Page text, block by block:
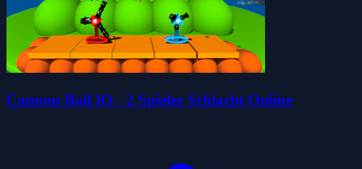
Cannon Ball IO - 2 Spieler Schlacht Online